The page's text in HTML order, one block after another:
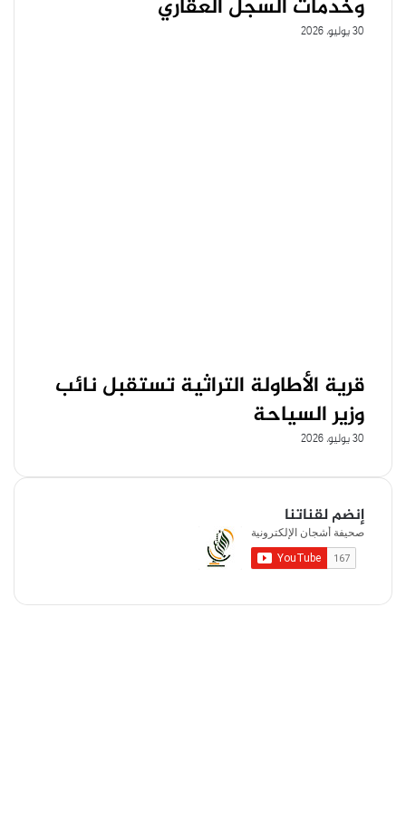
وخدمات السجل العقاري
30 يوليو، 2026
قرية الأطاولة التراثية تستقبل نائب
وزير السياحة
30 يوليو، 2026
إنضم لقناتنا